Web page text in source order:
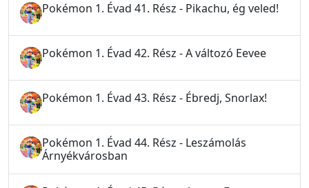
Pokémon 1. Évad 41. Rész - Pikachu, ég veled!
Pokémon 1. Évad 42. Rész - A változó Eevee
Pokémon 1. Évad 43. Rész - Ébredj, Snorlax!
Pokémon 1. Évad 44. Rész - Leszámolás
Árnyékvárosban